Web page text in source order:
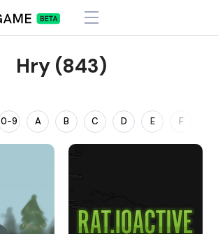
Hry (843)
0-9 A B C D E F